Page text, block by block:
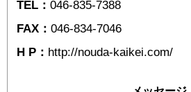
TEL： 046-835-7388
FAX： 046-834-7046
H P： http://nouda-kaikei.com/